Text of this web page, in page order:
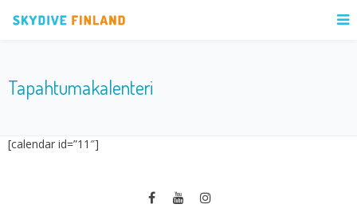
Tapahtumakalenteri
[calendar id=”11″]